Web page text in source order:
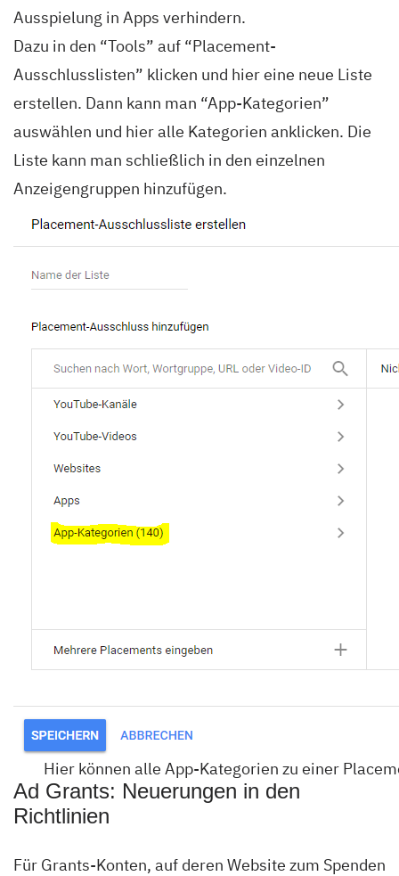
Ausspielung in Apps verhindern.
Dazu in den “Tools” auf “Placement-
Ausschlusslisten” klicken und hier eine neue Liste
erstellen. Dann kann man “App-Kategorien”
auswählen und hier alle Kategorien anklicken. Die
Liste kann man schließlich in den einzelnen
Anzeigengruppen hinzufügen.
Hier können alle App-Kategorien zu einer
Ad Grants: Neuerungen in den
Richtlinien
Für Grants-Konten, auf deren Website zum Spenden